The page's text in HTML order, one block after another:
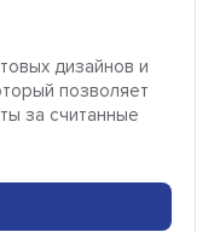
дизайнов и
позволяет
за считанные